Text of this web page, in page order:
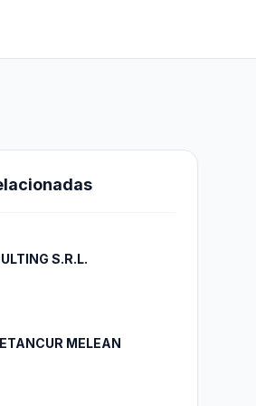
S.R.L.
MELEAN